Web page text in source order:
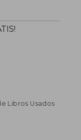
Libros Usados